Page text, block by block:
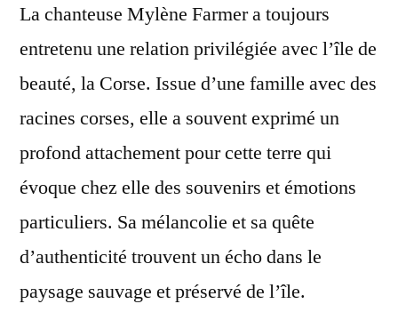
La chanteuse Mylène Farmer a toujours
entretenu une relation privilégiée avec l’île de
beauté, la Corse. Issue d’une famille avec des
racines corses, elle a souvent exprimé un
profond attachement pour cette terre qui
évoque chez elle des souvenirs et émotions
particuliers. Sa mélancolie et sa quête
d’authenticité trouvent un écho dans le
paysage sauvage et préservé de l’île.